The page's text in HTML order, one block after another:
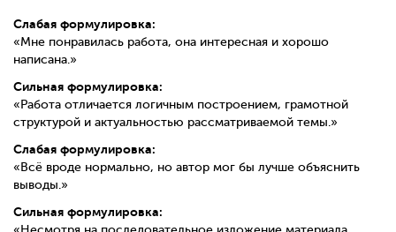
Слабая формулировка:
«Мне понравилась работа, она интересная и хорошо
написана.»
Сильная формулировка:
«Работа отличается логичным построением, грамотной
структурой и актуальностью рассматриваемой темы.»
Слабая формулировка:
«Всё вроде нормально, но автор мог бы лучше объяснить
выводы.»
Сильная формулировка: